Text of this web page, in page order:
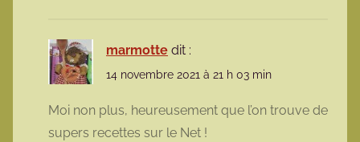
marmotte dit :
14 novembre 2021 à 21 h 03 min
Moi non plus, heureusement que l’on trouve de
supers recettes sur le Net !